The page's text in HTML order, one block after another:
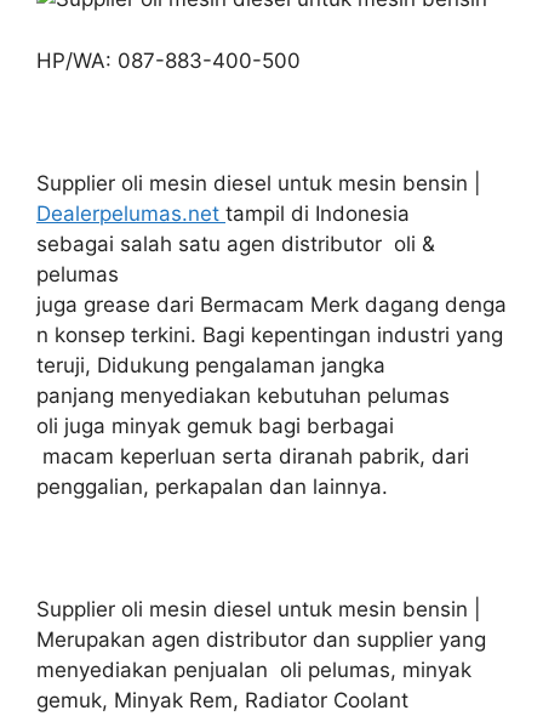
HP/WA: 087-883-400-500
Supplier oli mesin diesel untuk mesin bensin |
Dealerpelumas.net tampil di Indonesia
sebagai salah satu agen distributor oli &
pelumas
juga grease dari Bermacam Merk dagang denga
n konsep terkini. Bagi kepentingan industri yang
teruji, Didukung pengalaman jangka
panjang menyediakan kebutuhan pelumas
oli juga minyak gemuk bagi berbagai
macam keperluan serta diranah pabrik, dari
penggalian, perkapalan dan lainnya.
Supplier oli mesin diesel untuk mesin bensin |
Merupakan agen distributor dan supplier yang
menyediakan penjualan oli pelumas, minyak
gemuk, Minyak Rem, Radiator Coolant